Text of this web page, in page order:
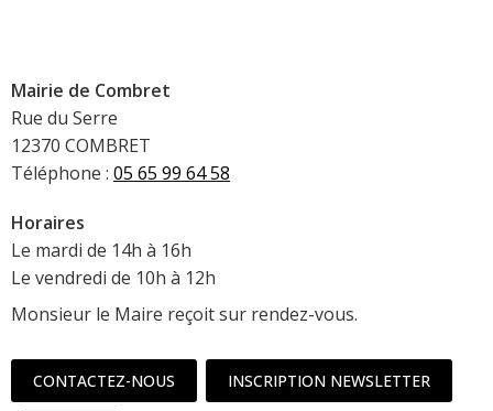
Mairie de Combret
Rue du Serre
12370 COMBRET
Téléphone : 05 65 99 64 58
Horaires
Le mardi de 14h à 16h
Le vendredi de 10h à 12h
Monsieur le Maire reçoit sur rendez-vous.
CONTACTEZ-NOUS INSCRIPTION NEWSLETTER